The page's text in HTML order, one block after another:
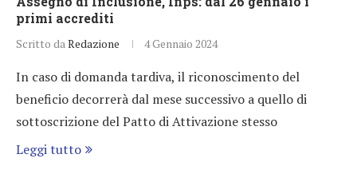
primi accrediti
Scritto da Redazione 4 Gennaio 2024
In caso di domanda tardiva, il riconoscimento del
beneficio decorrerà dal mese successivo a quello di
sottoscrizione del Patto di Attivazione stesso
Leggi tutto